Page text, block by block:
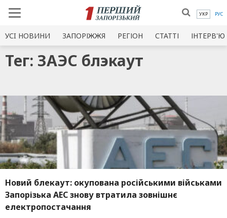
УКР РУС
УСI НОВИНИ ЗАПОРІЖЖЯ РЕГІОН СТАТТІ ІНТЕРВ'Ю
Тег: ЗАЭС блэкаут
Новий блекаут: окупована російськими військами
Запорізька АЕС знову втратила зовнішнє
електропостачання